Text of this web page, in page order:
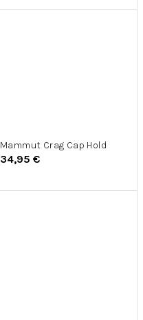
Mammut Crag Cap Hold
34,95 €